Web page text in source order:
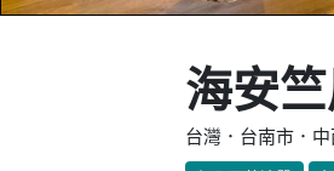
海安
台灣．台南市．